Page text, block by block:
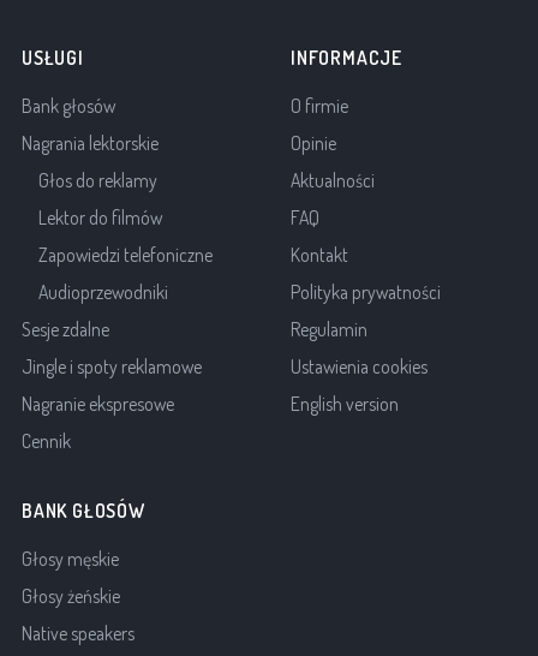
USŁUGI
Bank głosów
Nagrania lektorskie
Głos do reklamy
Lektor do filmów
Zapowiedzi telefoniczne
Audioprzewodniki
Sesje zdalne
Jingle i spoty reklamowe
Nagranie ekspresowe
Cennik
INFORMACJE
O firmie
Opinie
Aktualności
FAQ
Kontakt
Polityka prywatności
Regulamin
Ustawienia cookies
English version
BANK GŁOSÓW
Głosy męskie
Głosy żeńskie
Native speakers